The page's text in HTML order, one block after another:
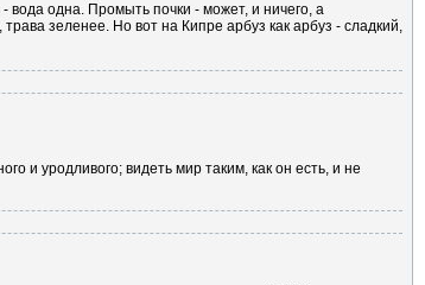
вода одна. Промыть почки - может, и ничего, а
зеленее. Но вот на Кипре арбуз как арбуз - сладкий,
и уродливого; видеть мир таким, как он есть, и не